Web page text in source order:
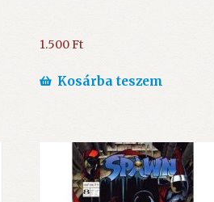
1.500Ft
Kosárba teszem